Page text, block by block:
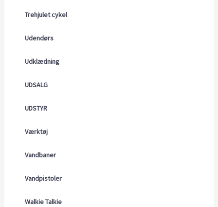
Trehjulet cykel
Udendørs
Udklædning
UDSALG
UDSTYR
Værktøj
Vandbaner
Vandpistoler
Walkie Talkie